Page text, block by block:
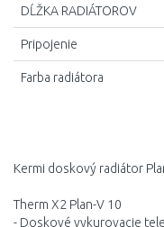
Kermi doskový radiátor
Therm X2 Plan-V 10
- Doskové vykurovacie
DĹŽKA RADIÁTOROV
Pripojenie
Farba radiátora